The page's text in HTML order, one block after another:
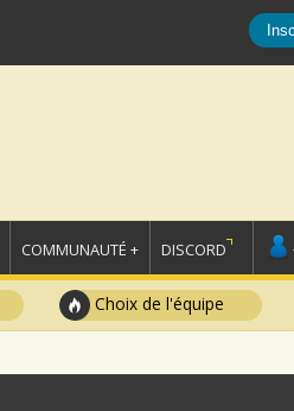
COMMUNAUTÉ + DISCORD
Choix de l'équipe